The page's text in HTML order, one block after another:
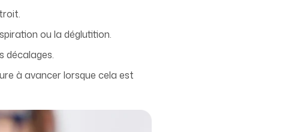
ou la déglutition.
décalages.
à avancer lorsque cela est